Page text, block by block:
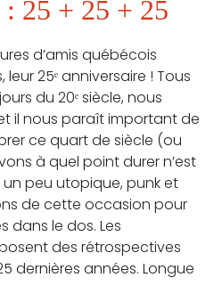
25 + 25 + 25
d’amis québécois
25ᵉ anniversaire ! Tous
du 20ᵉ siècle, nous
il nous paraît important de
ce quart de siècle (ou
à quel point durer n’est
un peu utopique, punk et
de cette occasion pour
dans le dos. Les
des rétrospectives
dernières années. Longue